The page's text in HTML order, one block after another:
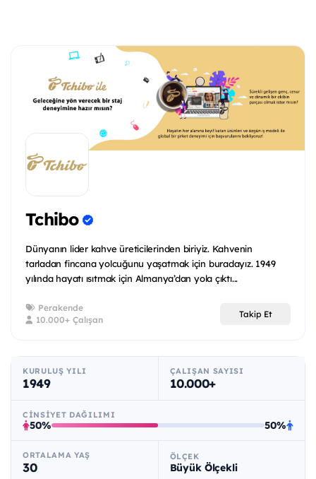
Tchibo
Dünyanın lider kahve üreticilerinden biriyiz. Kahvenin
tarladan fincana yolcuğunu yaşatmak için buradayız. 1949
yılında hayatı ısıtmak için Almanya’dan yola çıktı...
Perakende
10.000+ Çalışan
Takip Et
KURULUŞ YILI
1949
ÇALIŞAN SAYISI
10.000+
CINSIYET DAĞILIMI
50% 50%
ORTALAMA YAŞ
30
ÖLÇEK
Büyük Ölçekli